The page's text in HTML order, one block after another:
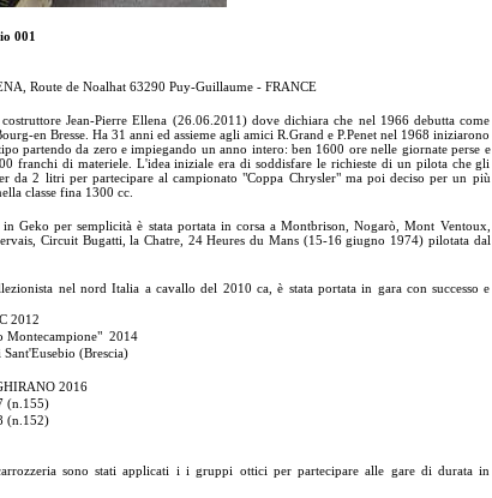
001
Route de Noalhat 63290 Puy-Guillaume - FRANCE
Jean-Pierre Ellena (26.06.2011) dove dichiara che nel 1966 debutta come
en Bresse. Ha 31 anni ed assieme agli amici R.Grand e P.Penet nel 1968 iniziarono
partendo da zero e impiegando un anno intero: ben 1600 ore nelle giornate perse e
franchi di materiele. L'idea iniziale era di soddisfare le richieste di un pilota che gli
da 2 litri per partecipare al campionato "Coppa Chrysler" ma poi deciso per un più
classe fina 1300 cc.
Geko per semplicità è stata portata in corsa a Montbrison, Nogarò, Mont Ventoux,
Circuit Bugatti, la Chatre, 24 Heures du Mans (15-16 giugno 1974) pilotata dal
nel nord Italia a cavallo del 2010 ca, è stata portata in gara con successo e
2012
Montecampione" 2014
(Brescia)
2016
(n.155)
(n.152)
sono stati applicati i i gruppi ottici per partecipare alle gare di durata in